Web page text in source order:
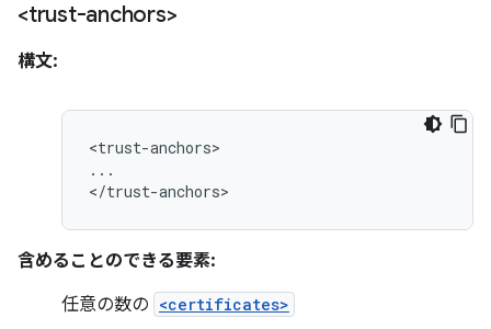
<trust-anchors>
構文:
<trust-anchors>
...
</trust-anchors>
含めることのできる要素:
任意の数の <certificates>